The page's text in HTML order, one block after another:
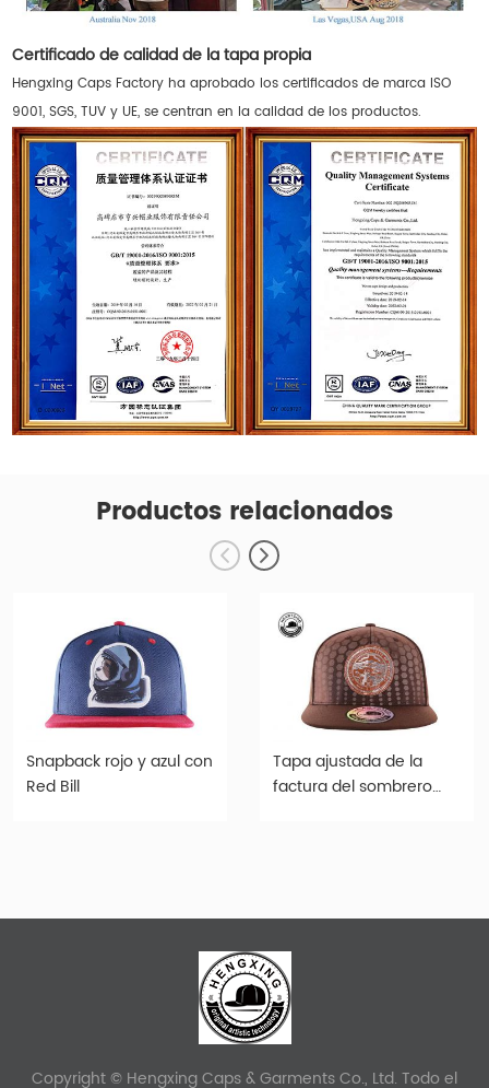
Certificado de calidad de la tapa propia
Hengxing Caps Factory ha aprobado los certificados de marca ISO
9001, SGS, TUV y UE, se centran en la calidad de los productos.
Productos relacionados
Snapback rojo y azul con
Red Bill
Tapa ajustada de la
factura del sombrero
Copyright © Hengxing Caps & Garments Co., Ltd. Todo el